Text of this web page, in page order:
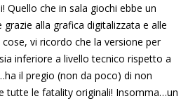
Quello che in sala giochi ebbe un
alla grafica digitalizzata e alle
vi ricordo che la versione per
inferiore a livello tecnico rispetto a
il pregio (non da poco) di non
tutte le fatality originali! Insomma…un